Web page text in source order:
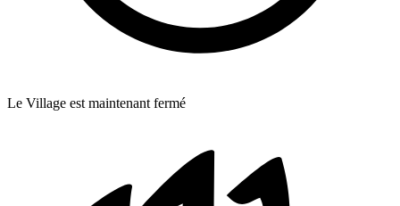
Le Village est maintenant fermé